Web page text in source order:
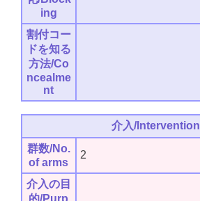
ing
割付コー
ドを知る
方法/Co
ncealme
nt
介入/Intervention
群数/No.
of arms
2
介入の目
的/Purp